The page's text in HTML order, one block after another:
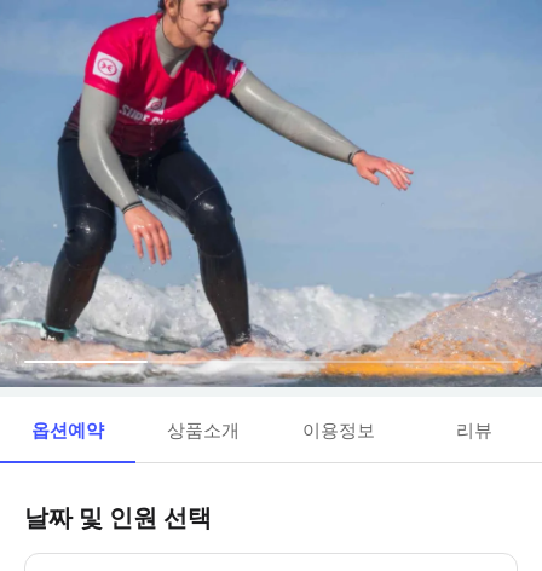
옵션예약 상품소개 이용정보 리뷰
날짜 및 인원 선택